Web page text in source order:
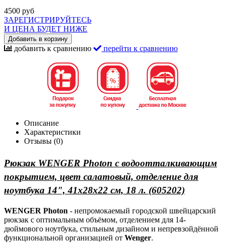
4500 руб
ЗАРЕГИСТРИРУЙТЕСЬ
И ЦЕНА БУДЕТ НИЖЕ
Добавить в корзину
добавить к сравнению перейти к сравнению
Описание
Характеристики
Отзывы (0)
Рюкзак WENGER Photon с водоотталкивающим
покрытием, цвет салатовый, отделение для
ноутбука 14", 41х28х22 см, 18 л. (605202)
WENGER Photon - непромокаемый городской швейцарский
рюкзак с оптимальным объёмом, отделением для 14-
дюймового ноутбука, стильным дизайном и непревзойдённой
функциональной организацией от Wenger.